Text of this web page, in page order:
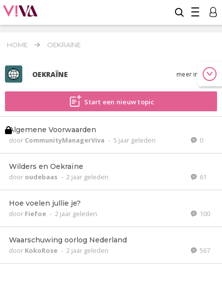
HOME OEKRAÏNE
OEKRAÏNE meer info
Start een nieuw topic
Algemene Voorwaarden
door CommunityManagerViva - 5 jaar geleden 0
Wilders en Oekraïne
door oudebaas - 2 jaar geleden 61
Hoe voelen jullie je?
door Fiefoe - 2 jaar geleden 100
Waarschuwing oorlog Nederland
door KokoRose - 2 jaar geleden 567